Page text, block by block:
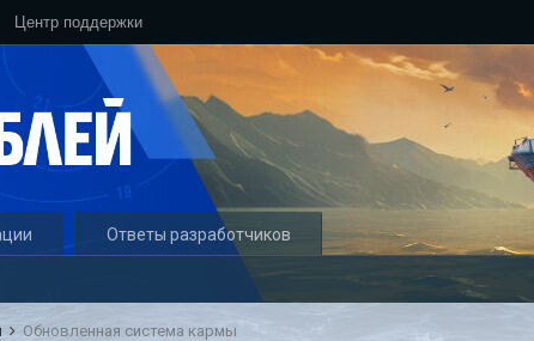
Центр поддержки
Ответы разработчиков
Обновленная система кармы